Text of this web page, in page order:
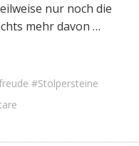
nur noch die
mehr davon …
Stolpersteine